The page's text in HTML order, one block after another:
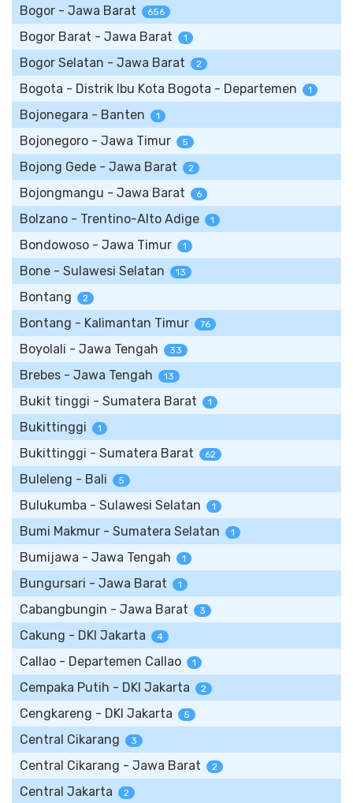
Bogor - Jawa Barat 656
Bogor Barat - Jawa Barat 1
Bogor Selatan - Jawa Barat 2
Bogota - Distrik Ibu Kota Bogota - Departemen 1
Bojonegara - Banten 1
Bojonegoro - Jawa Timur 5
Bojong Gede - Jawa Barat 2
Bojongmangu - Jawa Barat 6
Bolzano - Trentino-Alto Adige 1
Bondowoso - Jawa Timur 1
Bone - Sulawesi Selatan 13
Bontang 2
Bontang - Kalimantan Timur 76
Boyolali - Jawa Tengah 33
Brebes - Jawa Tengah 13
Bukit tinggi - Sumatera Barat 1
Bukittinggi 1
Bukittinggi - Sumatera Barat 62
Buleleng - Bali 5
Bulukumba - Sulawesi Selatan 1
Bumi Makmur - Sumatera Selatan 1
Bumijawa - Jawa Tengah 1
Bungursari - Jawa Barat 1
Cabangbungin - Jawa Barat 3
Cakung - DKI Jakarta 4
Callao - Departemen Callao 1
Cempaka Putih - DKI Jakarta 2
Cengkareng - DKI Jakarta 5
Central Cikarang 3
Central Cikarang - Jawa Barat 2
Central Jakarta 2